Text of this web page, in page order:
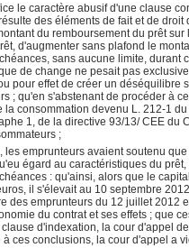
le caractère abusif d'une clause
des éléments de fait et de
du remboursement du prêt
d'augmenter sans plafond le
sans aucune limite,
de change ne pesait pas
pour effet de créer un déséquilibre
; qu'en s'abstenant de procéder à
consommation devenu L. 212-1
1, de la directive 93/13/ CEE
;
emprunteurs avaient soutenu
égard au caractéristiques du
: qu'ainsi, alors que le
il s'élevait au 10 septembre
des emprunteurs du 12 juillet
du contrat et ses effets ; que
d'indexation, la cour d'appel
ces conclusions, la cour d'appel a